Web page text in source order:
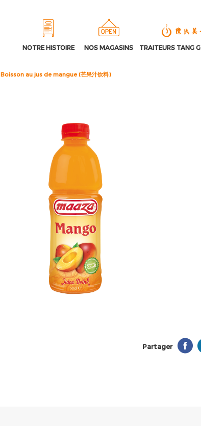
NOTRE HISTOIRE NOS MAGASINS TRAITEURS TANG
Boisson au jus de mangue (芒果汁饮料)
Partager